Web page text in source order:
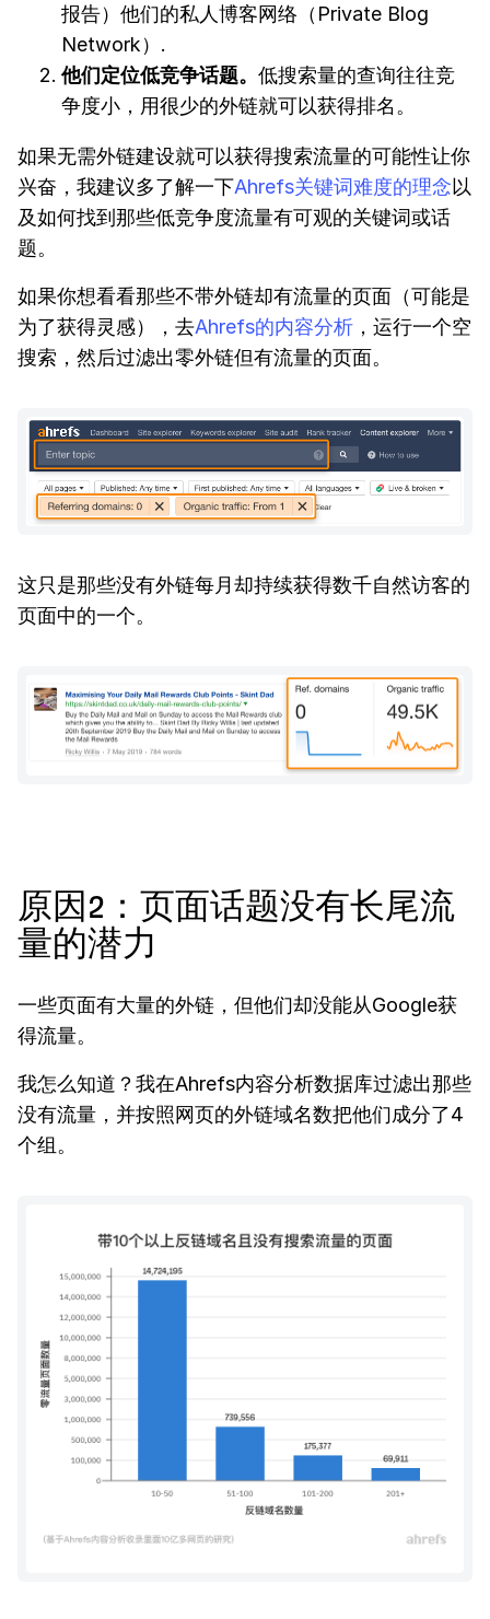
报告）他们的私人博客网络（Private Blog
Network）.
他们定位低竞争话题。 低搜索量的查询往往竞
争度小，用很少的外链就可以获得排名。
如果无需外链建设就可以获得搜索流量的可能性让你
兴奋，我建议多了解一下Ahrefs关键词难度的理念以
及如何找到那些低竞争度流量有可观的关键词或话
题。
如果你想看看那些不带外链却有流量的页面（可能是
为了获得灵感），去Ahrefs的内容分析 ，运行一个空
搜索，然后过滤出零外链但有流量的页面。
这只是那些没有外链每月却持续获得数千自然访客的
页面中的一个。
原因2：页面话题没有长尾流
量的潜力
一些页面有大量的外链，但他们却没能从Google获
得流量。
我怎么知道？我在Ahrefs内容分析数据库过滤出那些
没有流量，并按照网页的外链域名数把他们成分了4
个组。